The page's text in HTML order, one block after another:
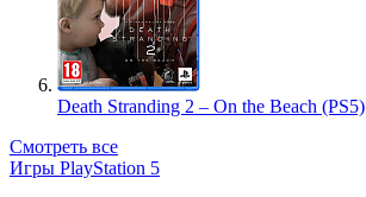
Death Stranding 2 – On the Beach (PS5)
Смотреть все
Игры PlayStation 5